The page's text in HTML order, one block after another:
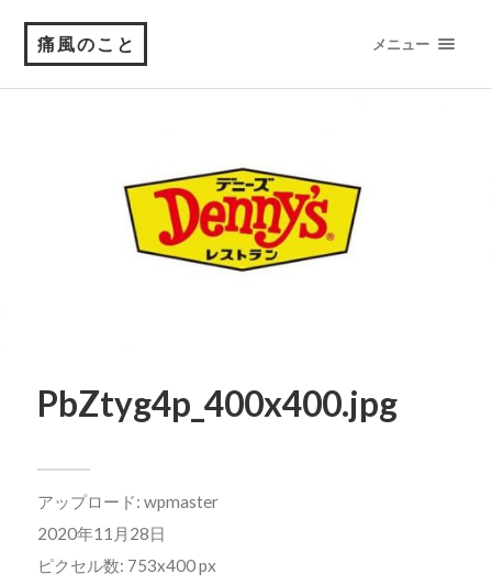
痛風のこと メニュー
PbZtyg4p_400x400.jpg
アップロード: wpmaster
2020年11月28日
ピクセル数: 753x400 px